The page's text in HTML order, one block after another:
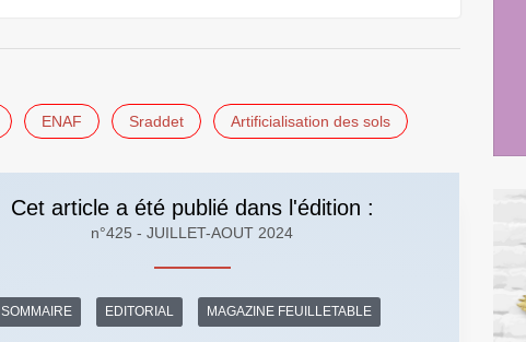
ENAF Sraddet Artificialisation des sols
Cet article a été publié dans l'édition :
n°425 - JUILLET-AOUT 2024
SOMMAIRE EDITORIAL MAGAZINE FEUILLETABLE